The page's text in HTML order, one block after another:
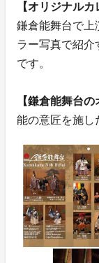
【オリジナルカ
鎌倉能舞台で上
ラー写真で紹介
です。
【鎌倉能舞台
能の意匠を施し